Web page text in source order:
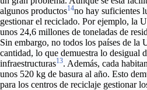
algunos productos14no hay suficientes
gestionar el reciclado. Por ejemplo, la
unos 24,6 millones de toneladas de
Sin embargo, no todos los países de la
cantidad, lo que demuestra lo desigual
infraestructuras13. Además, cada
unos 520 kg de basura al año. Esto
para los centros de reciclaje gestionar